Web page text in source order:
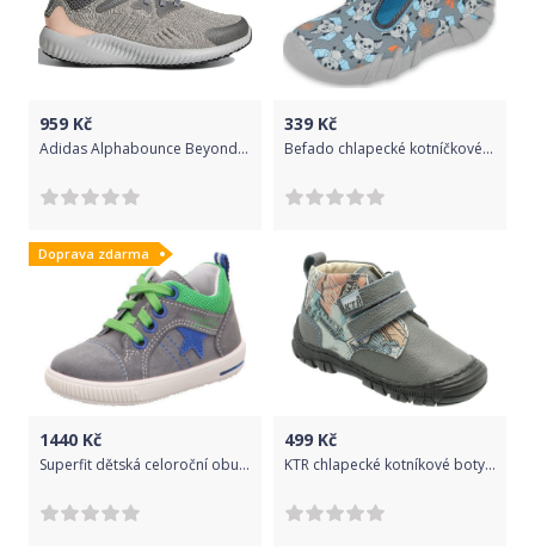
959 Kč
Adidas Alphabounce Beyond - grey three/grey two/real magenta 28
339 Kč
Befado chlapecké kotníčkové bačkorky Speedy 110P411 20 šedá
Doprava zdarma
1440 Kč
Superfit dětská celoroční obuv MOPPY, Superfit, 2-00353-44, šedá - 23
499 Kč
KTR chlapecké kotníkové boty 25 šedá